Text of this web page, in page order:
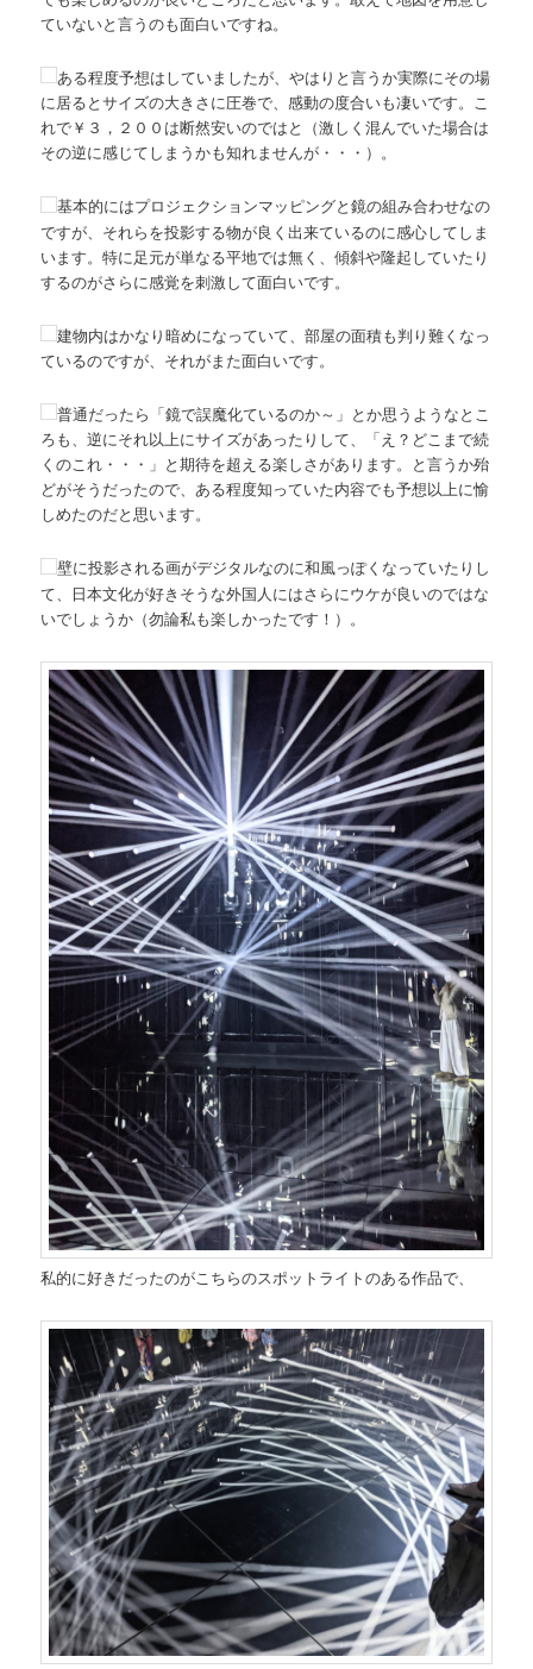
ていないと言うのも面白いですね。
ある程度予想はしていましたが、やはりと言うか実際にその場
に居るとサイズの大きさに圧巻で、感動の度合いも凄いです。こ
れで￥３，２００は断然安いのではと（激しく混んでいた場合は
その逆に感じてしまうかも知れませんが・・・）。
基本的にはプロジェクションマッピングと鏡の組み合わせなの
ですが、それらを投影する物が良く出来ているのに感心してしま
います。特に足元が単なる平地では無く、傾斜や隆起していたり
するのがさらに感覚を刺激して面白いです。
建物内はかなり暗めになっていて、部屋の面積も判り難くなっ
ているのですが、それがまた面白いです。
普通だったら「鏡で誤魔化ているのか～」とか思うようなとこ
ろも、逆にそれ以上にサイズがあったりして、「え？どこまで続
くのこれ・・・」と期待を超える楽しさがあります。と言うか殆
どがそうだったので、ある程度知っていた内容でも予想以上に愉
しめたのだと思います。
壁に投影される画がデジタルなのに和風っぽくなっていたりし
て、日本文化が好きそうな外国人にはさらにウケが良いのではな
いでしょうか（勿論私も楽しかったです！）。
私的に好きだったのがこちらのスポットライトのある作品で、